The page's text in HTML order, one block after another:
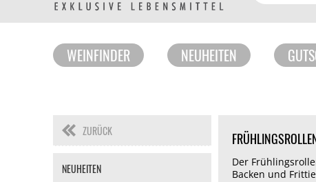
WEINFINDER NEUHEITEN
ZURÜCK
überspringen
NEUHEITEN Der
Backen und